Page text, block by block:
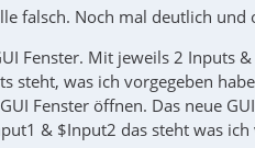
falsch. Noch mal deutlich und
Fenster. Mit jeweils 2 Inputs
steht, was ich vorgegeben
Fenster öffnen. Das neue
& $Input2 das steht was ich